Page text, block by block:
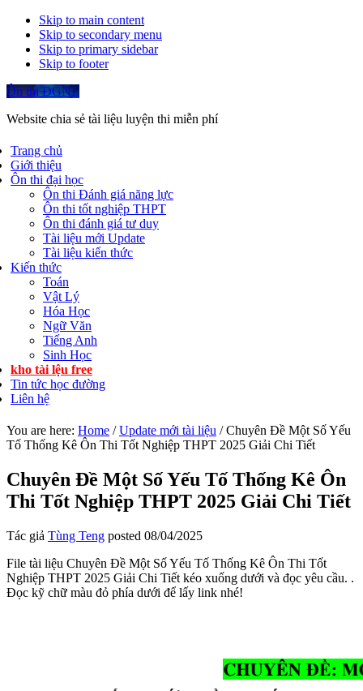
Skip to main content
Skip to secondary menu
Skip to primary sidebar
Skip to footer
Ôn thi ĐGNL
Website chia sẻ tài liệu luyện thi miễn phí
Trang chủ
Giới thiệu
Ôn thi đại học
Ôn thi Đánh giá năng lực
Ôn thi tốt nghiệp THPT
Ôn thi đánh giá tư duy
Tài liệu mới Update
Tài liệu kiến thức
Kiến thức
Toán
Vật Lý
Hóa Học
Ngữ Văn
Tiếng Anh
Sinh Học
kho tài lệu free
Tin tức học đường
Liên hệ
You are here: Home / Update mới tài liệu /Chuyên Đề Một Số Yếu
Tố Thống Kê Ôn Thi Tốt Nghiệp THPT 2025 Giải Chi Tiết
Chuyên Đề Một Số Yếu Tố Thống Kê Ôn
Thi Tốt Nghiệp THPT 2025 Giải Chi Tiết
Tác giả Tùng Teng posted 08/04/2025
File tài liệu Chuyên Đề Một Số Yếu Tố Thống Kê Ôn Thi Tốt
Nghiệp THPT 2025 Giải Chi Tiết kéo xuống dưới và đọc yêu cầu. .
Đọc kỹ chữ màu đỏ phía dưới để lấy link nhé!